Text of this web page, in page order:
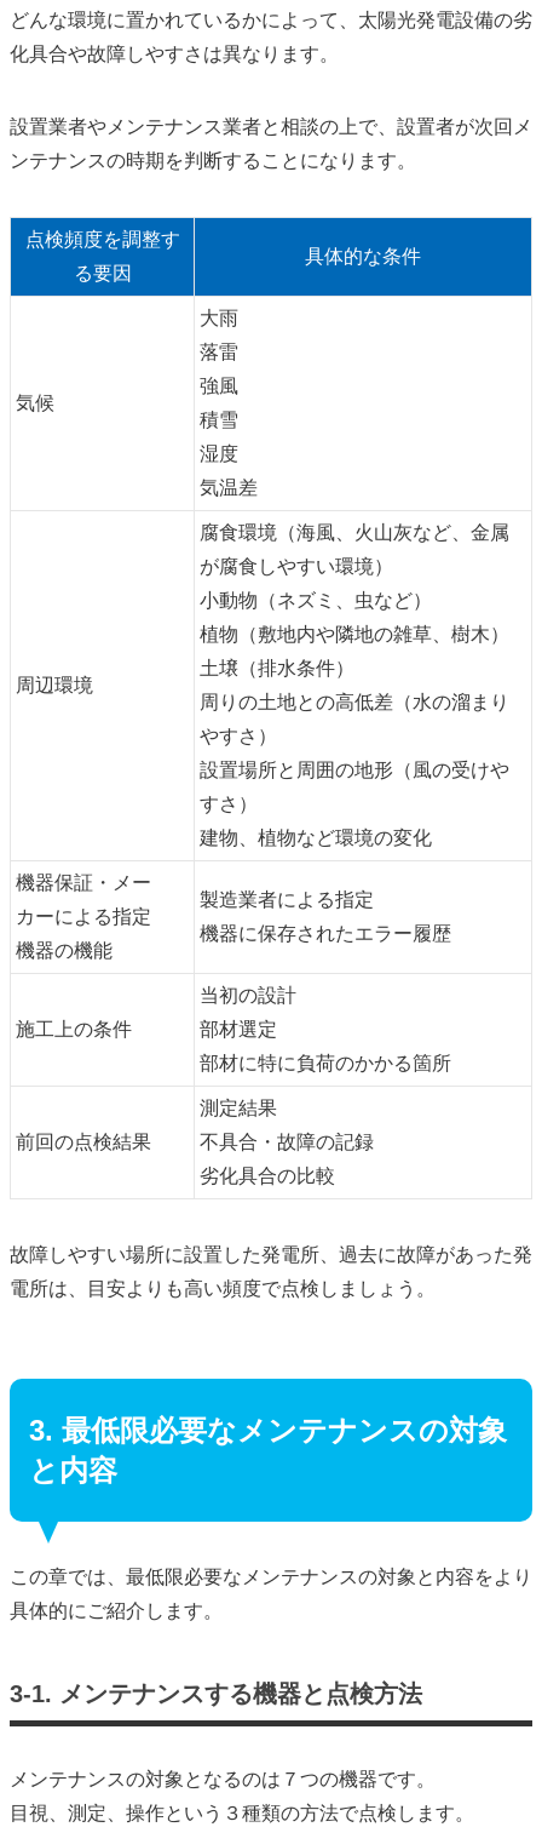
どんな環境に置かれているかによって、太陽光発電設備の劣
化具合や故障しやすさは異なります。
設置業者やメンテナンス業者と相談の上で、設置者が次回メ
ンテナンスの時期を判断することになります。
点検頻度を調整す
る要因
具体的な条件
気候
大雨
落雷
強風
積雪
湿度
気温差
周辺環境
腐食環境（海風、火山灰など、金属
が腐食しやすい環境）
小動物（ネズミ、虫など）
植物（敷地内や隣地の雑草、樹木）
土壌（排水条件）
周りの土地との高低差（水の溜まり
やすさ）
設置場所と周囲の地形（風の受けや
すさ）
建物、植物など環境の変化
機器保証・メー
カーによる指定
機器の機能
製造業者による指定
機器に保存されたエラー履歴
施工上の条件
当初の設計
部材選定
部材に特に負荷のかかる箇所
前回の点検結果
測定結果
不具合・故障の記録
劣化具合の比較
故障しやすい場所に設置した発電所、過去に故障があった発
電所は、目安よりも高い頻度で点検しましょう。
3. 最低限必要なメンテナンスの対象
と内容
この章では、最低限必要なメンテナンスの対象と内容をより
具体的にご紹介します。
3-1. メンテナンスする機器と点検方法
メンテナンスの対象となるのは７つの機器です。
目視、測定、操作という３種類の方法で点検します。